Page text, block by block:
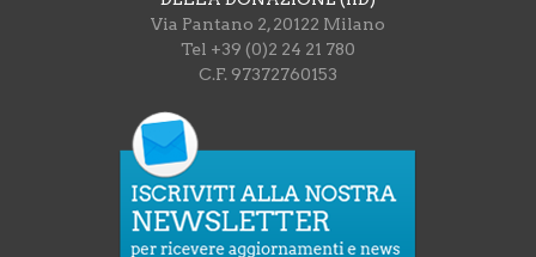
Via Pantano 2, 20122 Milano
Tel +39 (0)2 24 21 780
C.F. 97372760153